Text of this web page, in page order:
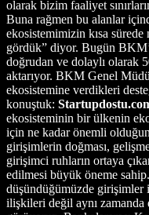
olarak bizim faaliyet
Buna rağmen bu alanlar
ekosistemimizin kısa
gördük” diyor. Bugün
doğrudan ve dolaylı olarak
aktarıyor. BKM Genel
ekosistemine verdikleri
konuştuk:
ekosisteminin bir ülkenin
için ne kadar önemli
girişimlerin doğması,
girişimci ruhların ortaya
edilmesi büyük öneme
düşündüğümüzde girişimler
ilişkileri değil aynı